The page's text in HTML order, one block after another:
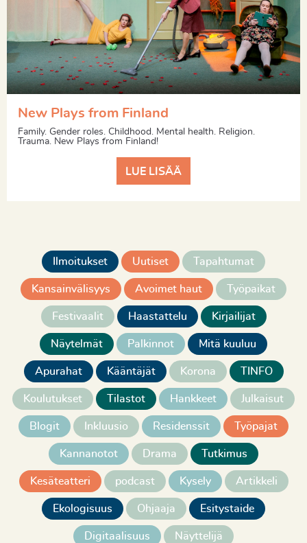
New Plays from Finland
Family. Gender roles. Childhood. Mental health. Religion.
Trauma. New Plays from Finland!
LUE LISÄÄ
Ilmoitukset Uutiset Tapahtumat
Kansainvälisyys Avoimet haut Työpaikat
Festivaalit Haastattelu Kirjailijat
Näytelmät Palkinnot Mitä kuuluu
Apurahat Kääntäjät Korona TINFO
Koulutukset Tilastot Hankkeet Julkaisut
Blogit Inkluusio Residenssit Työpajat
Kannanotot Drama Tutkimus
Kesäteatteri podcast Kysely Artikkeli
Ekologisuus Ohjaaja Esitystaide
Digitaalisuus Näyttelijä